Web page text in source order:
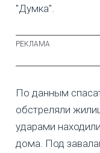
"Думка".
По данным
обстреляли
ударами
дома. Под